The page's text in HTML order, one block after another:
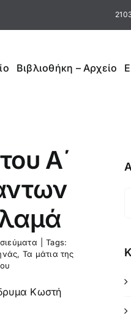
Βιβλιοθήκη – Αρχείο
Α΄
Tags:
, Τα μάτια της
Κωστή